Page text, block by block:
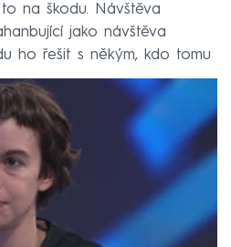
na škodu. Návštěva
jako návštěva
ho řešit s někým, kdo tomu